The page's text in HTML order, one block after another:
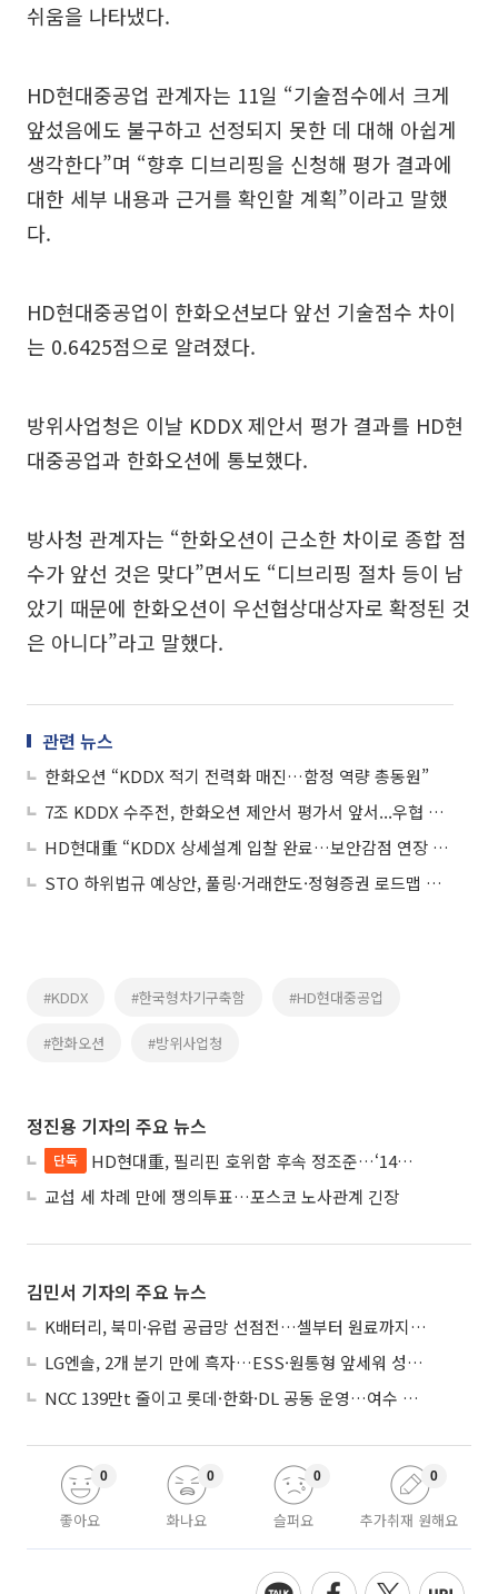
쉬움을 나타냈다.
HD현대중공업 관계자는 11일 “기술점수에서 크게
앞섰음에도 불구하고 선정되지 못한 데 대해 아쉽게
생각한다”며 “향후 디브리핑을 신청해 평가 결과에
대한 세부 내용과 근거를 확인할 계획”이라고 말했
다.
HD현대중공업이 한화오션보다 앞선 기술점수 차이
는 0.6425점으로 알려졌다.
방위사업청은 이날 KDDX 제안서 평가 결과를 HD현
대중공업과 한화오션에 통보했다.
방사청 관계자는 “한화오션이 근소한 차이로 종합 점
수가 앞선 것은 맞다”면서도 “디브리핑 절차 등이 남
았기 때문에 한화오션이 우선협상대상자로 확정된 것
은 아니다”라고 말했다.
관련 뉴스
한화오션 “KDDX 적기 전력화 매진…함정 역량 총동원”
7조 KDDX 수주전, 한화오션 제안서 평가서 앞서...우협 선정 유력
HD현대重 “KDDX 상세설계 입찰 완료…보안감점 연장 금지 가처분 신청”
STO 하위법규 예상안, 풀링·거래한도·정형증권 로드맵 제시
#KDDX #한국형차기구축함 #HD현대중공업
#한화오션 #방위사업청
정진용 기자의 주요 뉴스
단독
HD현대重, 필리핀 호위함 후속 정조준…‘14척+α’ 싹쓸이 노린다
교섭 세 차례 만에 쟁의투표…포스코 노사관계 긴장
김민서 기자의 주요 뉴스
K배터리, 북미·유럽 공급망 선점전…셀부터 원료까지 현지화
LG엔솔, 2개 분기 만에 흑자…ESS·원통형 앞세워 성장 가속
NCC 139만t 줄이고 롯데·한화·DL 공동 운영…여수 1호 본궤도
좋아요
0
화나요
0
슬퍼요
0
추가취재 원해요
0